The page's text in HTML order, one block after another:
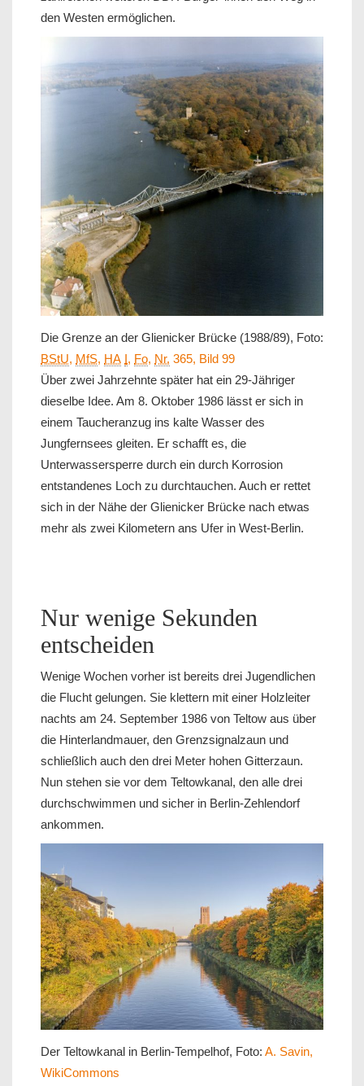
den Westen ermöglichen.
Die Grenze an der Glienicker Brücke (1988/89), Foto:
BStU, MfS, HA I, Fo, Nr. 365, Bild 99
Über zwei Jahrzehnte später hat ein 29-Jähriger
dieselbe Idee. Am 8. Oktober 1986 lässt er sich in
einem Taucheranzug ins kalte Wasser des
Jungfernsees gleiten. Er schafft es, die
Unterwassersperre durch ein durch Korrosion
entstandenes Loch zu durchtauchen. Auch er rettet
sich in der Nähe der Glienicker Brücke nach etwas
mehr als zwei Kilometern ans Ufer in West-Berlin.
Nur wenige Sekunden
entscheiden
Wenige Wochen vorher ist bereits drei Jugendlichen
die Flucht gelungen. Sie klettern mit einer Holzleiter
nachts am 24. September 1986 von Teltow aus über
die Hinterlandmauer, den Grenzsignalzaun und
schließlich auch den drei Meter hohen Gitterzaun.
Nun stehen sie vor dem Teltowkanal, den alle drei
durchschwimmen und sicher in Berlin-Zehlendorf
ankommen.
Der Teltowkanal in Berlin-Tempelhof, Foto: A. Savin,
WikiCommons